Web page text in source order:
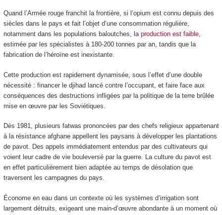
Quand l’Armée rouge franchit la frontière, si l’opium est connu depuis des
siècles dans le pays et fait l’objet d’une consommation régulière,
notamment dans les populations baloutches, la production est faible,
estimée par les spécialistes à 180-200 tonnes par an, tandis que la
fabrication de l’héroïne est inexistante.
Cette production est rapidement dynamisée, sous l’effet d’une double
nécessité : financer le djihad lancé contre l’occupant, et faire face aux
conséquences des destructions infligées par la politique de la terre brûlée
mise en œuvre par les Soviétiques.
Dès 1981, plusieurs fatwas prononcées par des chefs religieux appartenant
à la résistance afghane appellent les paysans à développer les plantations
de pavot. Des appels immédiatement entendus par des cultivateurs qui
voient leur cadre de vie bouleversé par la guerre. La culture du pavot est
en effet particulièrement bien adaptée au temps de désolation que
traversent les campagnes du pays.
Économe en eau dans un contexte où les systèmes d’irrigation sont
largement détruits, exigeant une main-d’œuvre abondante à un moment où